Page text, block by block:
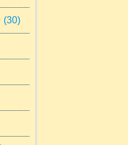
(30)